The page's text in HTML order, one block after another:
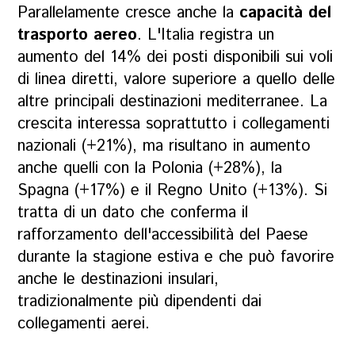
Parallelamente cresce anche la capacità del
trasporto aereo. L'Italia registra un
aumento del 14% dei posti disponibili sui voli
di linea diretti, valore superiore a quello delle
altre principali destinazioni mediterranee. La
crescita interessa soprattutto i collegamenti
nazionali (+21%), ma risultano in aumento
anche quelli con la Polonia (+28%), la
Spagna (+17%) e il Regno Unito (+13%). Si
tratta di un dato che conferma il
rafforzamento dell'accessibilità del Paese
durante la stagione estiva e che può favorire
anche le destinazioni insulari,
tradizionalmente più dipendenti dai
collegamenti aerei.